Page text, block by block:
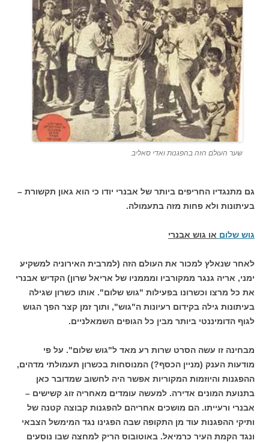
שער העולם הזה בהפגנות ואדי סאליב
גם מתנגדיו החריפים ביותר של אבנרי יודו כי הוא גאון תקשורת –
בעיתונות ולא פחות מזה בתעמולה.
גוש שלום או גוש אבנרי
לאחר שנאלץ למכור את העולם הזה (למרבית האירוניה למשקיע
ימני, אריה גנגר ממקורביו ומממניו של אריאל שרון) הקדיש אבנרי
את כל מרצו וכשרונו בפעילות "גוש שלום". אותו כשרון שגילה
בעיתונות גילה בקידום רעיונות ה"גוש", ותוך זמן קצר הפך הגוש
לגוף הדומיננטי ביותר מבין כל הגופים השמאלניים.
מבחינה זו עשה הסרט שרות רע מאד ל"גוש שלום". על פי
מודעות הענק (מניין הכסף?) המנוסחות בכשרון תעמולתי מדהים,
ההפגנות והיוזמות המקוריות אפשר היה לחשוב שמדובר כאן
בתנועת המונים אדירה. למעשה עומדים מאחריה זוג קשישים –
אבנרי ורעייתו. הם מושכים אחריהם להפגנות קבוצה קטנה של
ותיקי ההפגנות עוד מן התקופה שבה הפגינו נגד המימשל הצבאי
ונגד הקמת העיר כרמיאל. באוטובוס הריק למחצה שבו נוסעים